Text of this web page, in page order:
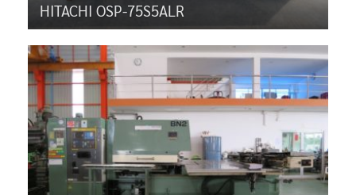
HITACHI OSP-75S5ALR